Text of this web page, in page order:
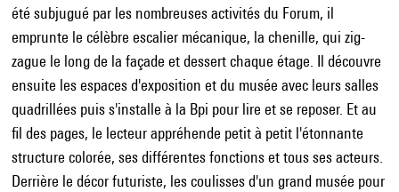
été subjugué par les nombreuses activités du Forum, il
emprunte le célèbre escalier mécanique, la chenille, qui zig-
zague le long de la façade et dessert chaque étage. Il découvre
ensuite les espaces d'exposition et du musée avec leurs salles
quadrillées puis s'installe à la Bpi pour lire et se reposer. Et au
fil des pages, le lecteur appréhende petit à petit l'étonnante
structure colorée, ses différentes fonctions et tous ses acteurs.
Derrière le décor futuriste, les coulisses d'un grand musée pour